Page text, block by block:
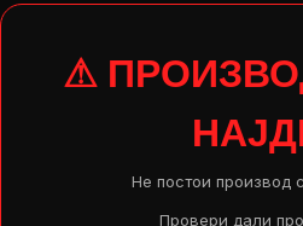
⚠
Не постои производ
Провери дали